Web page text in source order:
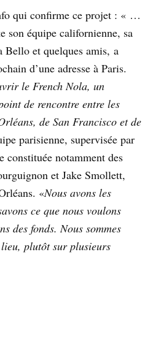
qui confirme ce projet : « …
son équipe californienne, sa
Bello et quelques amis, a
d’une adresse à Paris.
le French Nola, un
de rencontre entre les
de San Francisco et de
parisienne, supervisée par
notamment des
et Jake Smollett,
«Nous avons les
ce que nous voulons
des fonds. Nous sommes
plutôt sur plusieurs